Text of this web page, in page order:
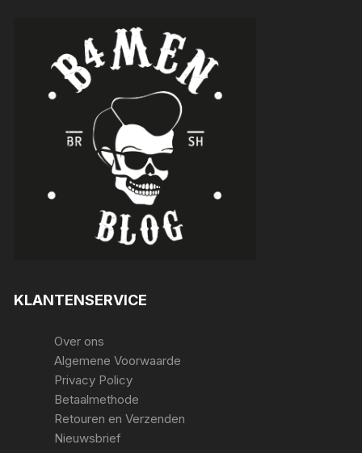
KLANTENSERVICE
Over ons
Algemene Voorwaarde
Privacy Policy
Betaalmethode
Retouren en Verzenden
Nieuwsbrief